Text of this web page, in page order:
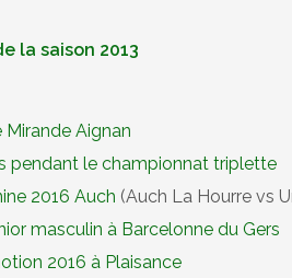
la saison 2013
Aignan
pendant le championnat triplette
2016 Auch (Auch La Hourre vs
masculin à Barcelonne du Gers
2016 à Plaisance